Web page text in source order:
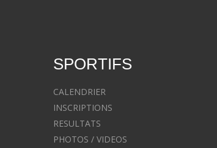
SPORTIFS
CALENDRIER
INSCRIPTIONS
RESULTATS
PHOTOS / VIDEOS